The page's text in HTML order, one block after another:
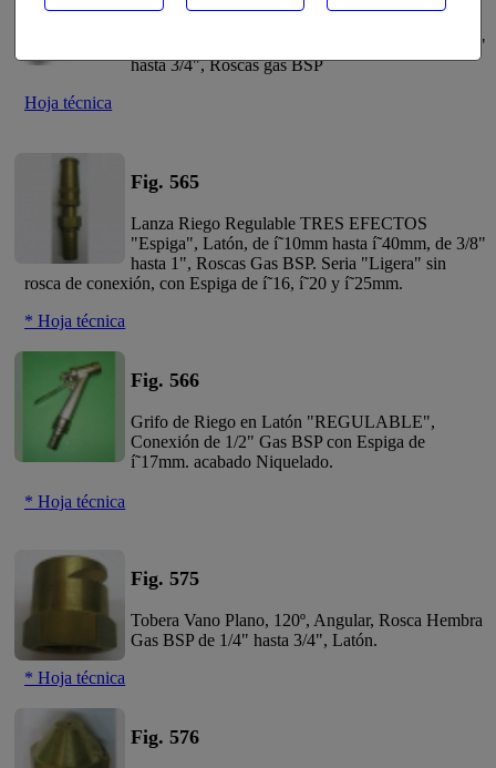
"Espiga", Latón, de í˜16mm hasta í˜35mm, de 3/8"
hasta 3/4", Roscas gas BSP
Hoja técnica
Fig. 565
Lanza Riego Regulable TRES EFECTOS
"Espiga", Latón, de í˜10mm hasta í˜40mm, de 3/8"
hasta 1", Roscas Gas BSP. Seria "Ligera" sin
rosca de conexión, con Espiga de í˜16, í˜20 y í˜25mm.
* Hoja técnica
Fig. 566
Grifo de Riego en Latón "REGULABLE",
Conexión de 1/2" Gas BSP con Espiga de
í˜17mm. acabado Niquelado.
* Hoja técnica
Fig. 575
Tobera Vano Plano, 120º, Angular, Rosca Hembra
Gas BSP de 1/4" hasta 3/4", Latón.
* Hoja técnica
Fig. 576